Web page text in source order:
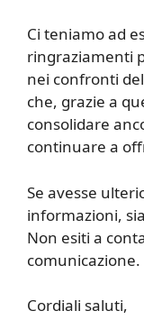
Ci teniamo ad
ringraziamenti
nei confronti
che, grazie a
consolidare
continuare a
Se avesse
informazioni,
Non esiti a
comunicazione.
Cordiali saluti,